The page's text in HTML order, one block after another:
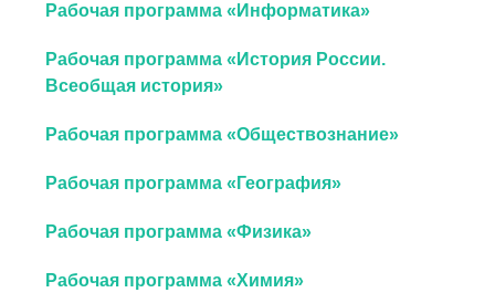
Рабочая программа «Информатика»
Рабочая программа «История России.
Всеобщая история»
Рабочая программа «Обществознание»
Рабочая программа «География»
Рабочая программа «Физика»
Рабочая программа «Химия»